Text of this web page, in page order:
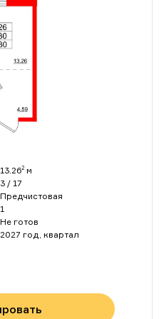
13.262 м
3 / 17
Предчистовая
1
Не готов
2027 год, квартал